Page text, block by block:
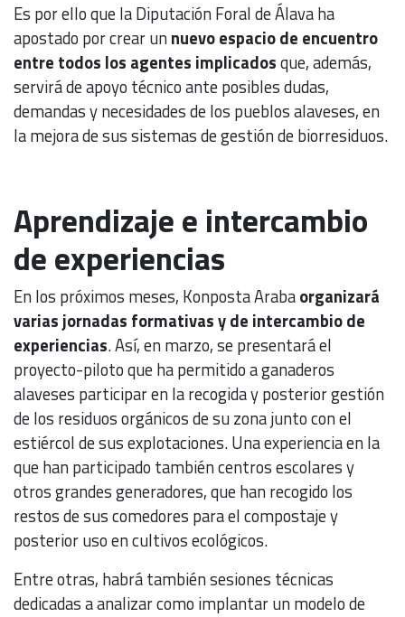
Es por ello que la Diputación Foral de Álava ha
apostado por crear unnuevo espacio de encuentro
entre todos los agentes implicadosque, además,
servirá de apoyo técnico ante posibles dudas,
demandas y necesidades de los pueblos alaveses, en
la mejora de sus sistemas de gestión de biorresiduos.
Aprendizaje e intercambio
de experiencias
En los próximos meses, Konposta Arabaorganizará
varias jornadas formativas y de intercambio de
experiencias. Así, en marzo, se presentará el
proyecto-piloto que ha permitido a ganaderos
alaveses participar en la recogida y posterior gestión
de los residuos orgánicos de su zona junto con el
estiércol de sus explotaciones. Una experiencia en la
que han participado también centros escolares y
otros grandes generadores, que han recogido los
restos de sus comedores para el compostaje y
posterior uso en cultivos ecológicos.
Entre otras, habrá también sesiones técnicas
dedicadas a analizar como implantar un modelo de